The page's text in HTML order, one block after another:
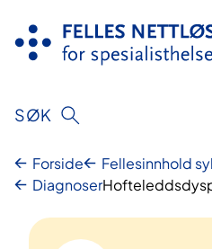
innhold
SØK
Forside
Fellesinnhold
Diagnoser